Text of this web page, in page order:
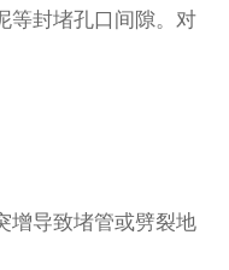
等封堵孔口间隙。对
增导致堵管或劈裂地